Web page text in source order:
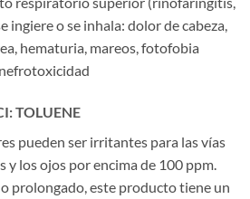
ingiere o se inhala: dolor de cabeza,
hematuria, mareos, fotofobia
TOLUENE
pueden ser irritantes para las vías
los ojos por encima de 100 ppm.
prolongado, este producto tiene un